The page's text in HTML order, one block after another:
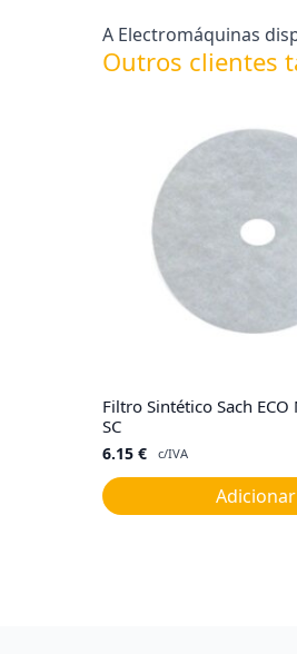
A Electromáquinas
Outros clientes
Filtro Sintético Sach
SC
6.15 € c/IVA
Adicionar